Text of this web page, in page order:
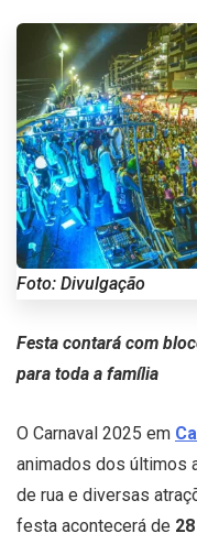
Foto: Divulgação
Festa contará com
para toda a família
O Carnaval 2025 em
animados dos últimos
de rua e diversas
festa acontecerá de